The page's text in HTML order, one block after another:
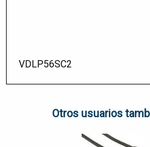
VDLP56SC2
Otros usuarios